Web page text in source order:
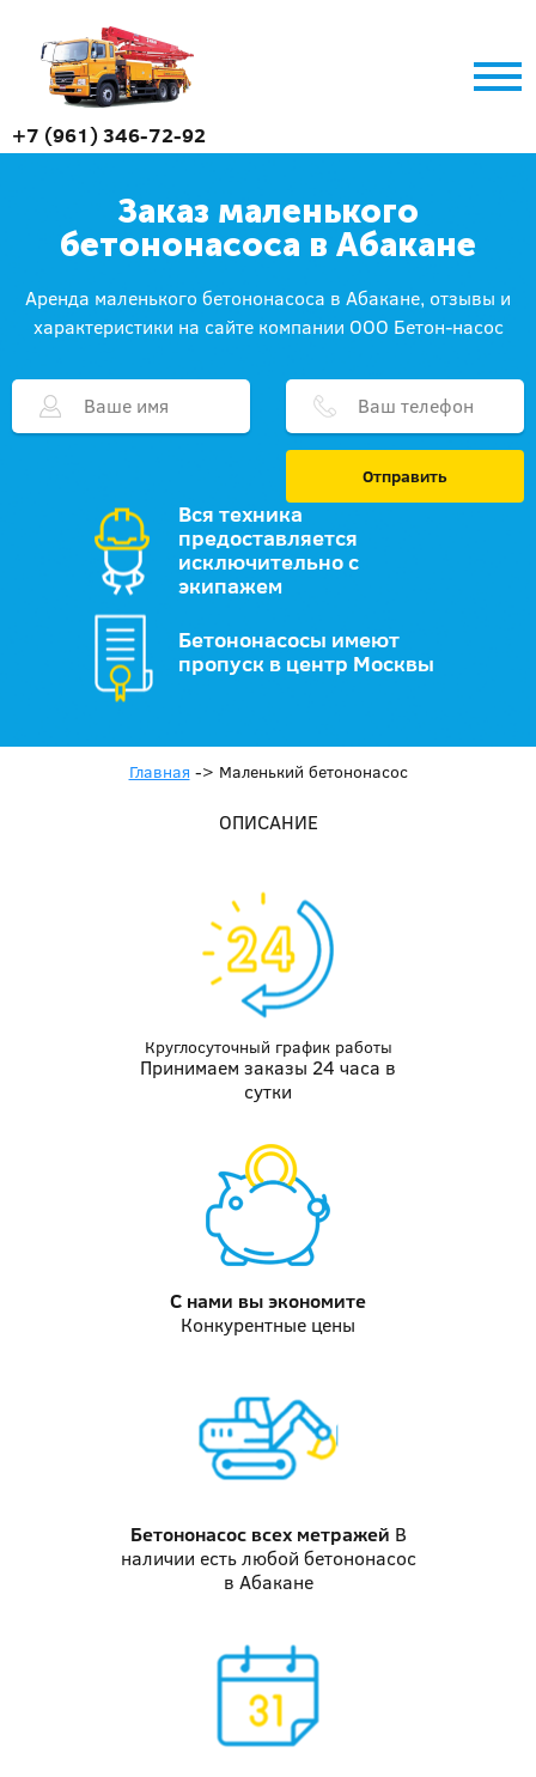
+7 (961) 346-72-92
Заказ маленького
бетононасоса в Абакане
Аренда маленького бетононасоса в Абакане, отзывы и
характеристики на сайте компании ООО Бетон-насос
Отправить
Вся техника
предоставляется
исключительно с
экипажем
Бетононасосы имеют
пропуск в центр Москвы
Главная -> Маленький бетононасос
ОПИСАНИЕ
Круглосуточный график работы
Принимаем заказы 24 часа в
сутки
С нами выэкономите
Конкурентные цены
Бетононасосвсех метражей В
наличии есть любой бетононасос
в Абакане